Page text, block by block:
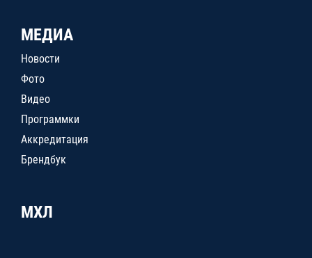
МЕДИА
Новости
Фото
Видео
Программки
Аккредитация
Брендбук
МХЛ